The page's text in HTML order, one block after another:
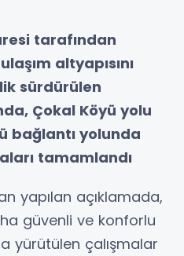
tarafından
altyapısını
sürdürülen
Çokal Köyü yolu
bağlantı yolunda
tamamlandı
yapılan açıklamada,
güvenli ve konforlu
yürütülen çalışmalar